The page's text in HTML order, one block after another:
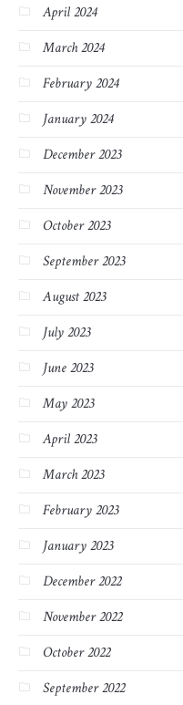
April 2024
March 2024
February 2024
January 2024
December 2023
November 2023
October 2023
September 2023
August 2023
July 2023
June 2023
May 2023
April 2023
March 2023
February 2023
January 2023
December 2022
November 2022
October 2022
September 2022